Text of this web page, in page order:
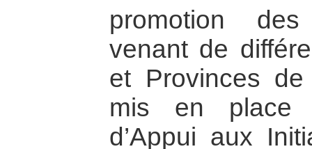
promotion
venant de
et Provinces
mis en place
d’Appui aux